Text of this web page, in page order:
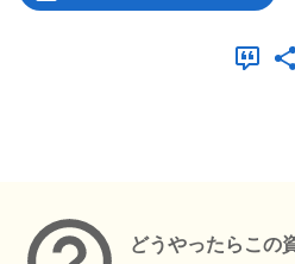
どうやったらこの